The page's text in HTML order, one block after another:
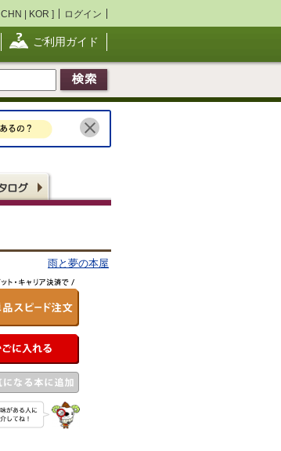
CHN | KOR ] ログイン
ご利用ガイド
雨と夢の本屋